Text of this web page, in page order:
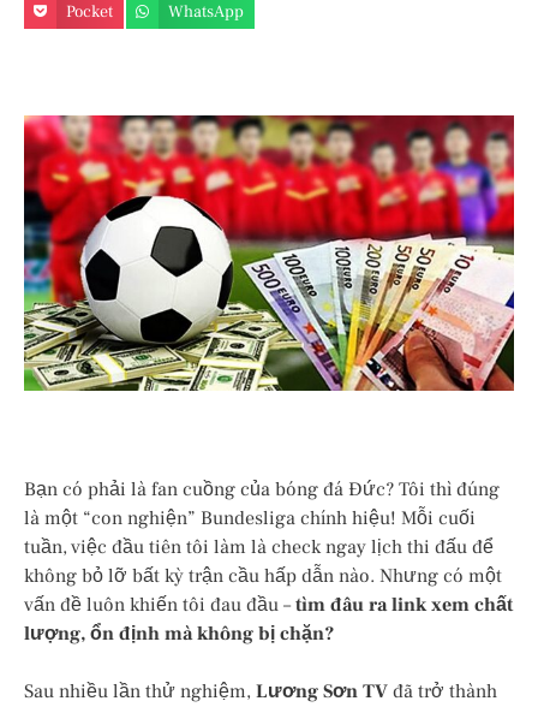
Pocket
WhatsApp
Bạn có phải là fan cuồng của bóng đá Đức? Tôi thì đúng
là một “con nghiện” Bundesliga chính hiệu! Mỗi cuối
tuần, việc đầu tiên tôi làm là check ngay lịch thi đấu để
không bỏ lỡ bất kỳ trận cầu hấp dẫn nào. Nhưng có một
vấn đề luôn khiến tôi đau đầu – tìm đâu ra link xem chất
lượng, ổn định mà không bị chặn?
Sau nhiều lần thử nghiệm, Lương Sơn TV đã trở thành